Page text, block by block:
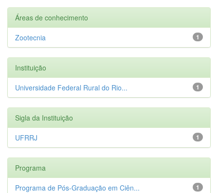
Áreas de conhecimento
1
Zootecnia
Instituição
1
Universidade Federal Rural do Rio...
Sigla da Instituição
1
UFRRJ
Programa
1
Programa de Pós-Graduação em Ciên...